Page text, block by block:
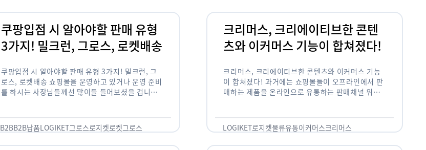
쿠팡입점 시 알아야할 판매 유형
3가지! 밀크런, 그로스, 로켓배송
쿠팡입점 시 알아야할 판매 유형 3가지! 밀크런, 그
로스, 로켓배송 쇼핑몰을 운영하고 있거나 운영 준비
를 하시는 사장님들께선 많이들 들어보셨을 겁니다.
B2BB2B납품LOGIKET그로스로지켓로켓그로스
크리머스, 크리에이티브한 콘텐
츠와 이커머스 기능이 합쳐졌다!
크리머스, 크리에이티브한 콘텐츠와 이커머스 기능
이 합쳐졌다! 과거에는 쇼핑몰들이 오프라인에서 판
매하는 제품을 온라인으로 유통하는 판매채널 위주
는 콘텐츠 기반의 …
LOGIKET로지켓물류유통이커머스크리머스